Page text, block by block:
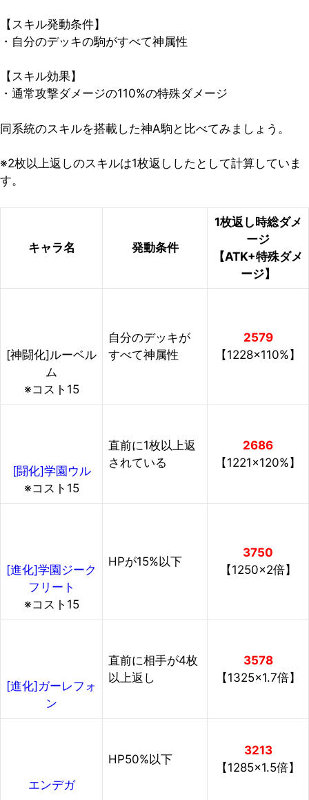
【スキル発動条件】
・自分のデッキの駒がすべて神属性
【スキル効果】
・通常攻撃ダメージの110%の特殊ダメージ
同系統のスキルを搭載した神A駒と比べてみましょう。
※2枚以上返しのスキルは1枚返ししたとして計算していま
す。
キャラ名 発動条件
1枚返し時総ダメ
ージ
【ATK+特殊ダメ
ージ】
[神闘化]ルーベル
ム
※コスト15
自分のデッキが
すべて神属性
2579
【1228×110%】
[闘化]学園ウル
※コスト15
直前に1枚以上返
されている
2686
【1221×120%】
[進化]学園ジーク
フリート
※コスト15
HPが15%以下
3750
【1250×2倍】
[進化]ガーレフォ
ン
直前に相手が4枚
以上返し
3578
【1325×1.7倍】
エンデガ
HP50%以下
3213
【1285×1.5倍】